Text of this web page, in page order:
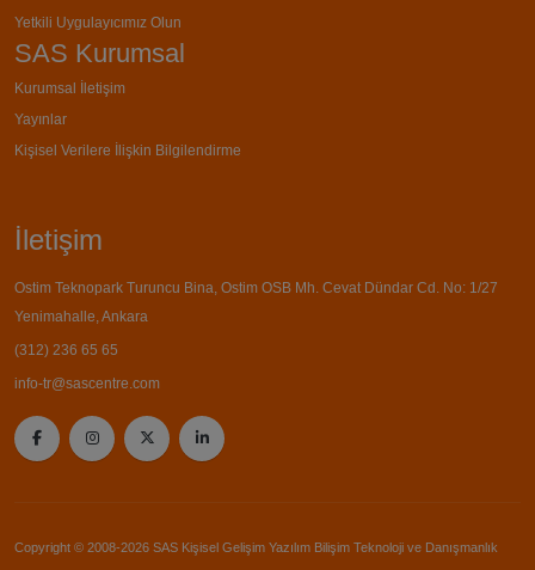
Yetkili Uygulayıcımız Olun
SAS Kurumsal
Kurumsal İletişim
Yayınlar
Kişisel Verilere İlişkin Bilgilendirme
İletişim
Ostim Teknopark Turuncu Bina, Ostim OSB Mh. Cevat Dündar Cd. No: 1/27
Yenimahalle, Ankara
(312) 236 65 65
info-tr@sascentre.com
Copyright © 2008-2026 SAS Kişisel Gelişim Yazılım Bilişim Teknoloji ve Danışmanlık